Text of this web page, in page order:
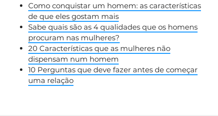
Como conquistar um homem: as características
de que eles gostam mais
Sabe quais são as 4 qualidades que os homens
procuram nas mulheres?
20 Características que as mulheres não
dispensam num homem
10 Perguntas que deve fazer antes de começar
uma relação